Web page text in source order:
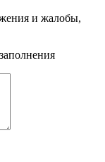
и жалобы,